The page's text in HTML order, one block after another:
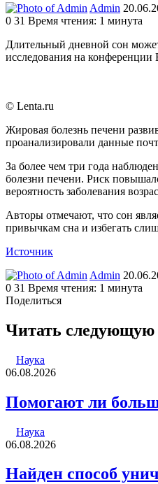
Admin Send
an
0 31 Время чтения: 1 минута
Длительный дневной сон
исследования на конференции
© Lenta.ru
Жировая болезнь печени
проанализировали данные
За более чем три года
болезни печени. Риск
вероятность заболевания
Авторы отмечают, что сон
привычкам сна и избегать
Источник
Admin Send
an
0 31 Время чтения: 1 минута
Поделиться
через
электронную
Читать следующую
Наука
06.08.2026
Помогают ли
Наука
06.08.2026
Найден способ